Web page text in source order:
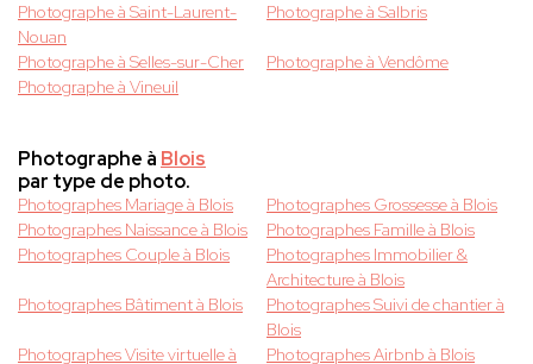
Photographe à Saint-Laurent-
Nouan
Photographe à Salbris
Photographe à Selles-sur-Cher
Photographe à Vendôme
Photographe à Vineuil
Photographe à Blois
par type de photo.
Photographes Mariage à Blois
Photographes Grossesse à Blois
Photographes Naissance à Blois
Photographes Famille à Blois
Photographes Couple à Blois
Photographes Immobilier &
Architecture à Blois
Photographes Bâtiment à Blois
Photographes Suivi de chantier à
Blois
Photographes Visite virtuelle à
Photographes Airbnb à Blois